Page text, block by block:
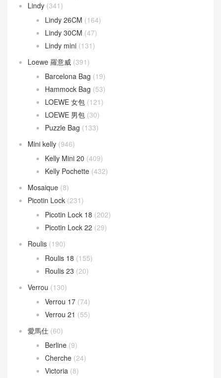
Kelly Danse
Kelly Doll(19)
Kelly pocket (18)
Kelly Wallet(81)
Kelly 24/24(118)
Kelly depeches(31)
Lindy (341)
Lindy 26CM(164)
Lindy 30CM(47)
Lindy mini(131)
Loewe 羅意威(391)
Barcelona Bag(19)
Hammock Bag (53)
LOEWE 女包
LOEWE 男包
Puzzle Bag (133)
Mini kelly(946)
Kelly Mini 20
Kelly Pochette
(432)
Mosaique(8)
Picotin Lock (231)
Picotin Lock 18
Picotin Lock 22
Roulis (190)
Roulis 18 (155)
Roulis 23 (20)
Verrou(130)